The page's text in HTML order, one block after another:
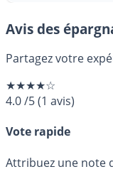
Avis des
Partagez votre
★★★★☆
4.0/5(1 avis)
Vote rapide
Attribuez une note